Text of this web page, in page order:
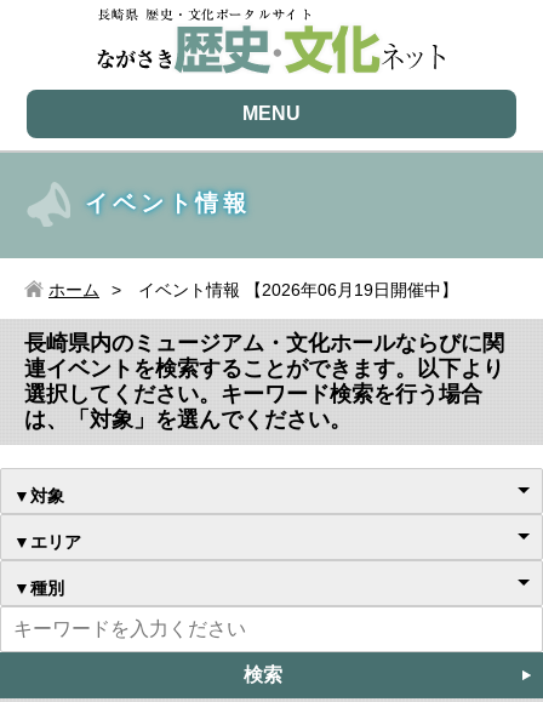
MENU
イベント情報
ホーム イベント情報 【2026年06月19日開催中】
長崎県内のミュージアム・文化ホールならびに関
連イベントを検索することができます。以下より
選択してください。キーワード検索を行う場合
は、「対象」を選んでください。
▼対象
▼エリア
▼種別